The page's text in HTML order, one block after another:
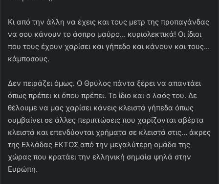
Κι από την άλλη να έχεις και τους μετρ της προπαγάνδας
να σου κάνουν το άσπρο μαύρο… κυριολεκτικά! Οι ίδιοι
που τους έχουν χαρίσει και γήπεδο και κάνουν και τους…
κάμποσους.
Δεν πειράζει όμως. Ο Θρύλος πάντα ξέρει να απαντάει
όπως πρέπει κι όπου πρέπει. Το ίδιο και ο λαός του. Δε
θέλουμε να μας χαρίσει κάνεις κλειστά γήπεδα όπως
συμβαίνει σε άλλες περιπτώσεις που χαρίζονται αβέρτα
κλειστά και επενδύονται χρήματα σε κλειστά στις… άκρες
της Ελλάδας ΕΚΤΟΣ από την μεγαλύτερη ομάδα της
χώρας που κρατάει την ελληνική σημαία ψηλά στην
Ευρώπη.